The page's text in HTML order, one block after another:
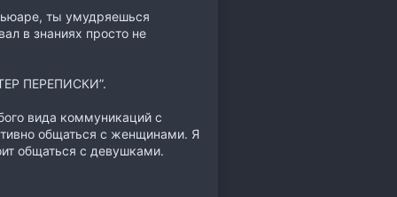
ты умудряешься
в знаниях просто не
ПЕРЕПИСКИ”.
вида коммуникаций c
общаться с женщинами. Я
общаться с девушками.